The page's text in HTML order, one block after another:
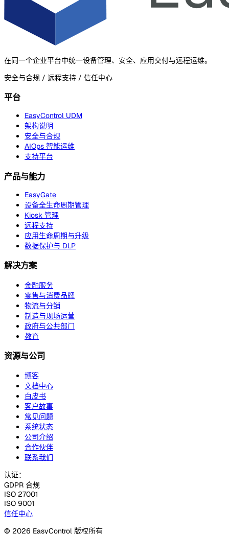
在同一个企业平台中统一设备管理、安全、应用交付与远程运维。
安全与合规 / 远程支持 / 信任中心
平台
EasyControl UDM
架构说明
安全与合规
AIOps 智能运维
支持平台
产品与能力
EasyGate
设备全生命周期管理
Kiosk 管理
远程支持
应用生命周期与升级
数据保护与 DLP
解决方案
金融服务
零售与消费品牌
物流与分销
制造与现场运营
政府与公共部门
教育
资源与公司
博客
文档中心
白皮书
客户故事
常见问题
系统状态
公司介绍
合作伙伴
联系我们
认证：
GDPR 合规
ISO 27001
ISO 9001
信任中心
© 2026 EasyControl 版权所有